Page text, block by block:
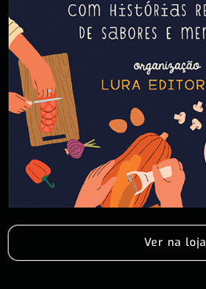
Ver na loja